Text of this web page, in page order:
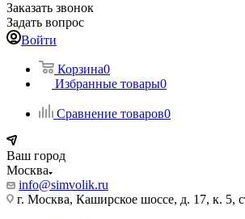
Заказать звонок
Задать вопрос
Войти
Корзина0
Избранные товары0
Сравнение товаров0
Ваш город
Москва
info@simvolik.ru
г. Москва, Каширское шоссе, д. 17, к. 5,